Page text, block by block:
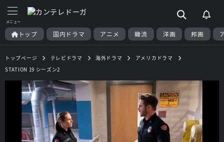
トップ 国内ドラマ アニメ 韓流 洋画 邦画
トップページ テレビドラマ 海外ドラマ
アメリカドラマ
STATION 19 シーズン2